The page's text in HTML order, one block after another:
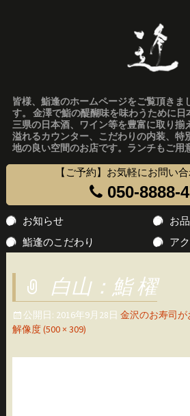
皆様、鮨逢のホームページをご覧頂きま
す。 金澤で鮨の醍醐味を味わうために
三県の日本酒、ワイン等を豊富に取り揃
溢れるカウンター、こだわりの内装、特
地の良い空間のお店です。ランチもご用
【ご予約】お気軽にお問い
050-8888-
コ
ン
テ
へ
移
動
お知らせ
お
鮨逢のこだわり
ア
白山：鮨 櫂
公開日: 2016年9月28日 金沢のお寿司
解像度 (500 × 309)